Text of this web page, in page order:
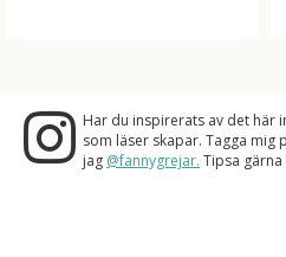
Har du inspirerats av det här
som läser skapar. Tagga mig
jag @fannygrejar. Tipsa